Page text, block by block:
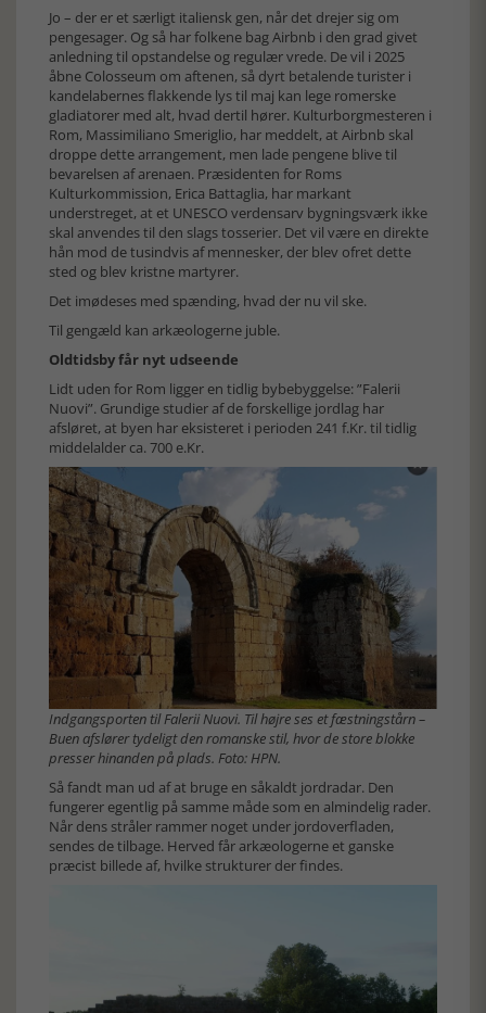
Jo – der er et særligt italiensk gen, når det drejer sig om
pengesager. Og så har folkene bag Airbnb i den grad givet
anledning til opstandelse og regulær vrede. De vil i 2025
åbne Colosseum om aftenen, så dyrt betalende turister i
kandelabernes flakkende lys til maj kan lege romerske
gladiatorer med alt, hvad dertil hører. Kulturborgmesteren i
Rom, Massimiliano Smeriglio, har meddelt, at Airbnb skal
droppe dette arrangement, men lade pengene blive til
bevarelsen af arenaen. Præsidenten for Roms
Kulturkommission, Erica Battaglia, har markant
understreget, at et UNESCO verdensarv bygningsværk ikke
skal anvendes til den slags tosserier. Det vil være en direkte
hån mod de tusindvis af mennesker, der blev ofret dette
sted og blev kristne martyrer.
Det imødeses med spænding, hvad der nu vil ske.
Til gengæld kan arkæologerne juble.
Oldtidsby får nyt udseende
Lidt uden for Rom ligger en tidlig bybebyggelse: ”Falerii
Nuovi”. Grundige studier af de forskellige jordlag har
afsløret, at byen har eksisteret i perioden 241 f.Kr. til tidlig
middelalder ca. 700 e.Kr.
Indgangsporten til Falerii Nuovi. Til højre ses et fæstningstårn –
Buen afslører tydeligt den romanske stil, hvor de store blokke
presser hinanden på plads. Foto: HPN.
Så fandt man ud af at bruge en såkaldt jordradar. Den
fungerer egentlig på samme måde som en almindelig rader.
Når dens stråler rammer noget under jordoverfladen,
sendes de tilbage. Herved får arkæologerne et ganske
præcist billede af, hvilke strukturer der findes.